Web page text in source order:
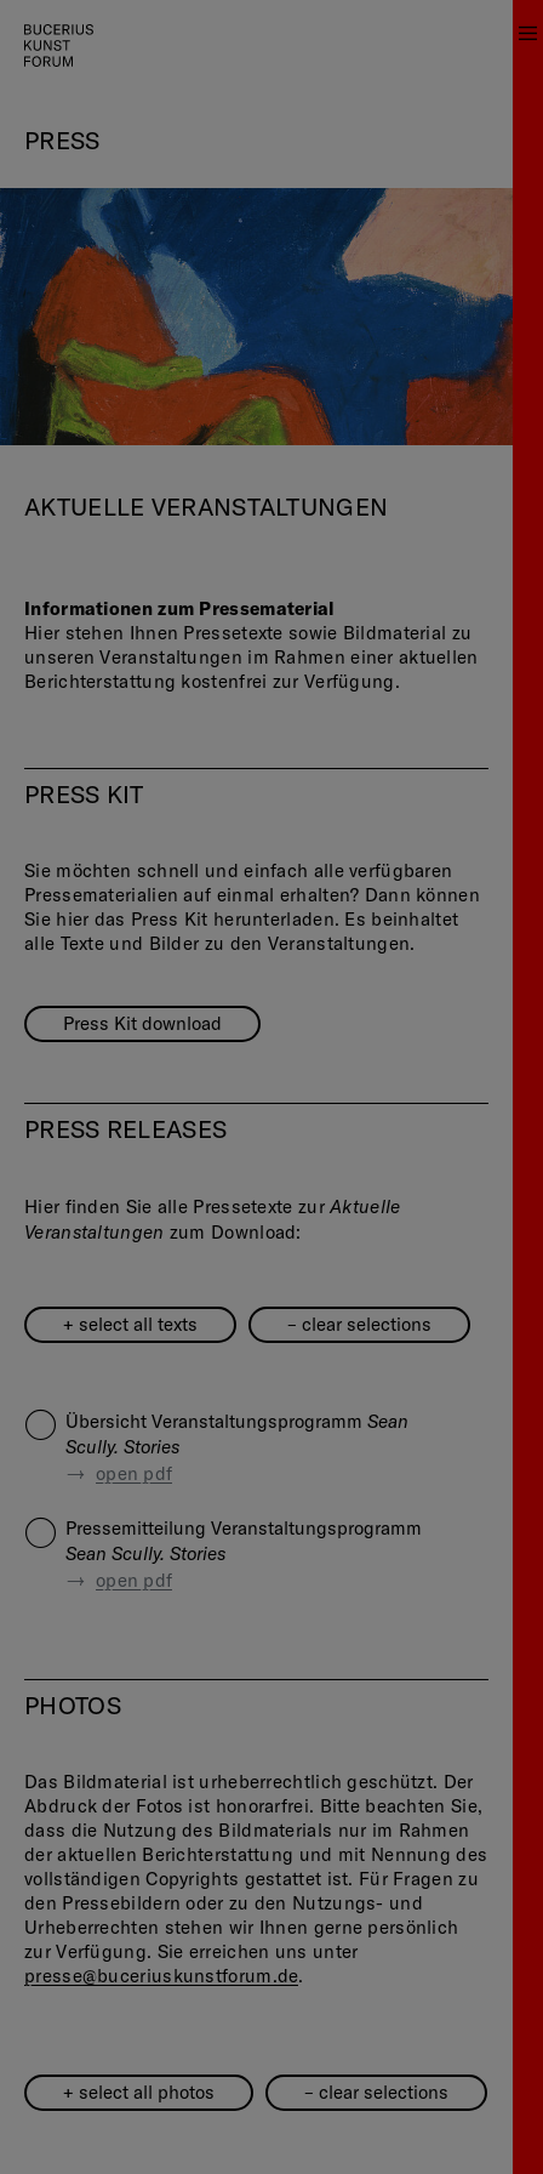
PRESS
AKTUELLE VERANSTALTUNGEN
Informationen zum Pressematerial
Hier stehen Ihnen Pressetexte sowie Bildmaterial zu
unseren Veranstaltungen im Rahmen einer aktuellen
Berichterstattung kostenfrei zur Verfügung.
PRESS KIT
Sie möchten schnell und einfach alle verfügbaren
Pressematerialien auf einmal erhalten? Dann können
Sie hier das Press Kit herunterladen. Es beinhaltet
alle Texte und Bilder zu den Veranstaltungen.
Press Kit download
PRESS RELEASES
Hier finden Sie alle Pressetexte zurAktuelle
Veranstaltungen zum Download:
+ select all texts – clear selections
Übersicht Veranstaltungsprogramm Sean
Scully. Stories
— open pdf
Pressemitteilung Veranstaltungsprogramm
Sean Scully. Stories
— open pdf
PHOTOS
Das Bildmaterial ist urheberrechtlich geschützt. Der
Abdruck der Fotos ist honorarfrei. Bitte beachten Sie,
dass die Nutzung des Bildmaterials nur im Rahmen
der aktuellen Berichterstattung und mit Nennung des
vollständigen Copyrights gestattet ist. Für Fragen zu
den Pressebildern oder zu den Nutzungs- und
Urheberrechten stehen wir Ihnen gerne persönlich
zur Verfügung. Sie erreichen uns unter
presse@buceriuskunstforum.de.
+ select all photos – clear selections